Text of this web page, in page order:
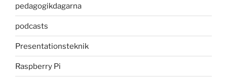
pedagogikdagarna
podcasts
Presentationsteknik
Raspberry Pi